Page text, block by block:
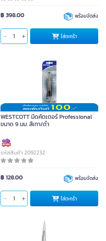
฿ 398.00 พร้อมจัดส่ง
ใส่ตะกร้า
WESTCOTT มีดคัตเตอร์ Professional
ขนาด 9 มม. สีเทา/ดำ
รหัสสินค้า 2092232
฿ 128.00 พร้อมจัดส่ง
ใส่ตะกร้า